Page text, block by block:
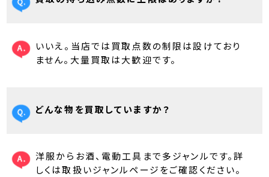
いいえ。当店では買取点数の制限は設けており
ません。大量買取は大歓迎です。
どんな物を買取していますか？
洋服からお酒、電動工具まで多ジャンルです。詳
しくは取扱いジャンルページをご確認ください。